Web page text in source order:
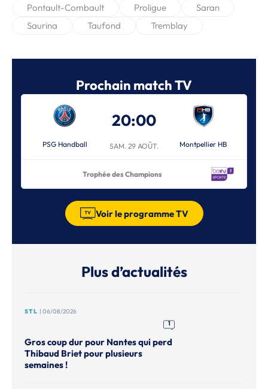
Pontault-Combault
Proligue
Saran
Saurina
Taufond Tremblay
Prochain match TV
PSG Handball
20:00
SAM. 29 AOÛT. Montpellier HB
Trophée des Champions
Voir le programme TV
Plus d’actualités
STL | 06/08/2026
1
Gros coup dur pour Nantes qui perd
Thibaud Briet pour plusieurs
semaines !